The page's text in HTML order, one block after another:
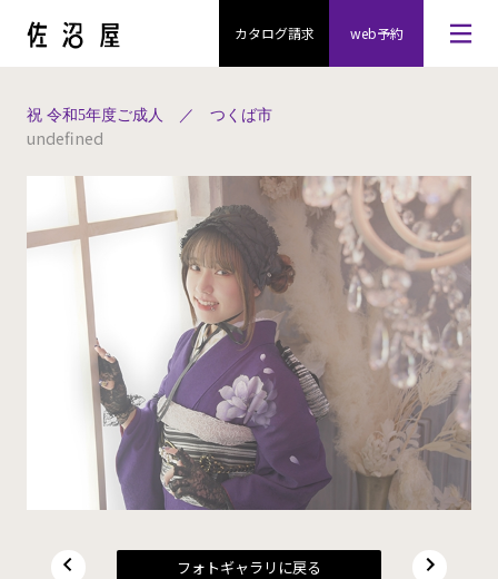
カタログ請求 web予約
祝 令和5年度ご成人 ／ つくば市
undefined
フォトギャラリに戻る